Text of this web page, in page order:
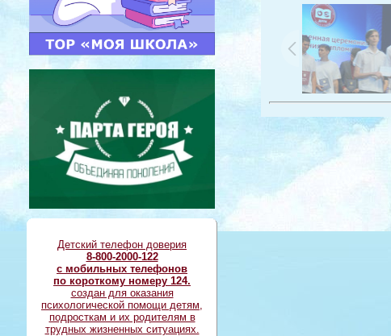
Детский телефон доверия
8-800-2000-122
с мобильных телефонов
по короткому номеру 124.
создан для оказания
психологической помощи детям,
подросткам и их родителям в
трудных жизненных ситуациях.